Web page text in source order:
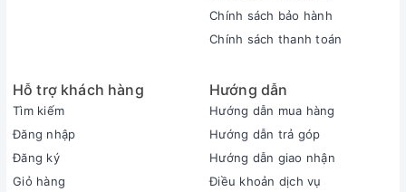
Chính sách bảo hành
Chính sách thanh toán
Hỗ trợ khách hàng
Tìm kiếm
Đăng nhập
Đăng ký
Giỏ hàng
Hướng dẫn
Hướng dẫn mua hàng
Hướng dẫn trả góp
Hướng dẫn giao nhận
Điều khoản dịch vụ